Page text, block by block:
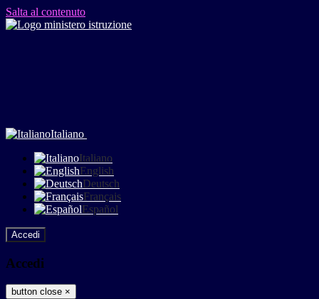
Salta al contenuto
Italiano
Italiano
English
Deutsch
Français
Español
Accedi
Accedi
button close ×